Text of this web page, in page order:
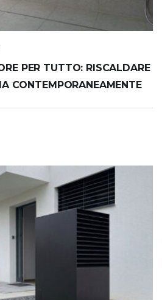
PER TUTTO: RISCALDARE
CONTEMPORANEAMENTE